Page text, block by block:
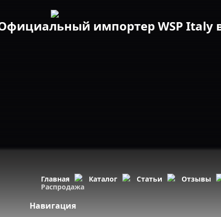
импортер WSP Italy
Главная Каталог Статьи
Отзывы
Распродажа
Навигация